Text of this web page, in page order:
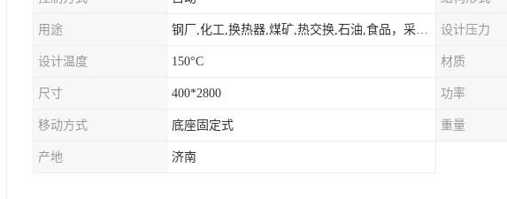
用途 钢厂,化工,换热器,煤矿,热交换,石油,食品，采暖.供热.空调。 设计压力
设计温度 150°C 材质
尺寸 400*2800 功率
移动方式 底座固定式 重量
产地 济南